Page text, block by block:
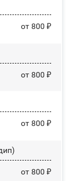
от 800 ₽
от 800 ₽
от 800 ₽
от 800 ₽